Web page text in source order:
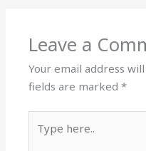
Leave a
Your email address
fields are marked*
here..